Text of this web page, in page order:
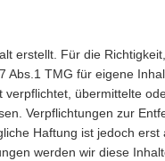
erstellt. Für die
Abs.1 TMG für eigene
übermittelte
Verpflichtungen zur
Haftung ist jedoch
werden wir diese